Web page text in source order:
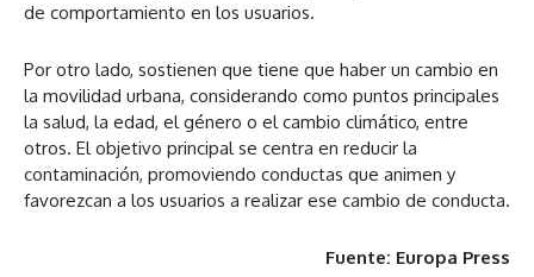
de comportamiento en los usuarios.
Por otro lado, sostienen que tiene que haber un cambio en
la movilidad urbana, considerando como puntos principales
la salud, la edad, el género o el cambio climático, entre
otros. El objetivo principal se centra en reducir la
contaminación, promoviendo conductas que animen y
favorezcan a los usuarios a realizar ese cambio de conducta.
Fuente: Europa Press